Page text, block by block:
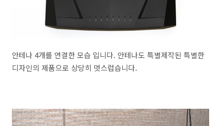
안테나 4개를 연결한 모습 입니다. 안테나도 특별제작된 특별한
디자인의 제품으로 상당히 멋스럽습니다.